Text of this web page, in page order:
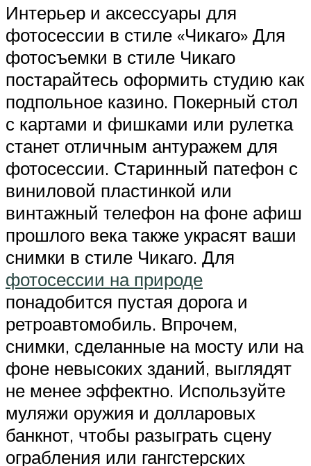
Интерьер и аксессуары для
фотосессии в стиле «Чикаго» Для
фотосъемки в стиле Чикаго
постарайтесь оформить студию как
подпольное казино. Покерный стол
с картами и фишками или рулетка
станет отличным антуражем для
фотосессии. Старинный патефон с
виниловой пластинкой или
винтажный телефон на фоне афиш
прошлого века также украсят ваши
снимки в стиле Чикаго. Для
фотосессии на природе
понадобится пустая дорога и
ретроавтомобиль. Впрочем,
снимки, сделанные на мосту или на
фоне невысоких зданий, выглядят
не менее эффектно. Используйте
муляжи оружия и долларовых
банкнот, чтобы разыграть сцену
ограбления или гангстерских